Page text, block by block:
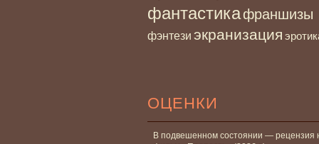
фантастикафраншизы
фэнтези экранизация
ОЦЕНКИ
В подвешенном состоянии — рецензия